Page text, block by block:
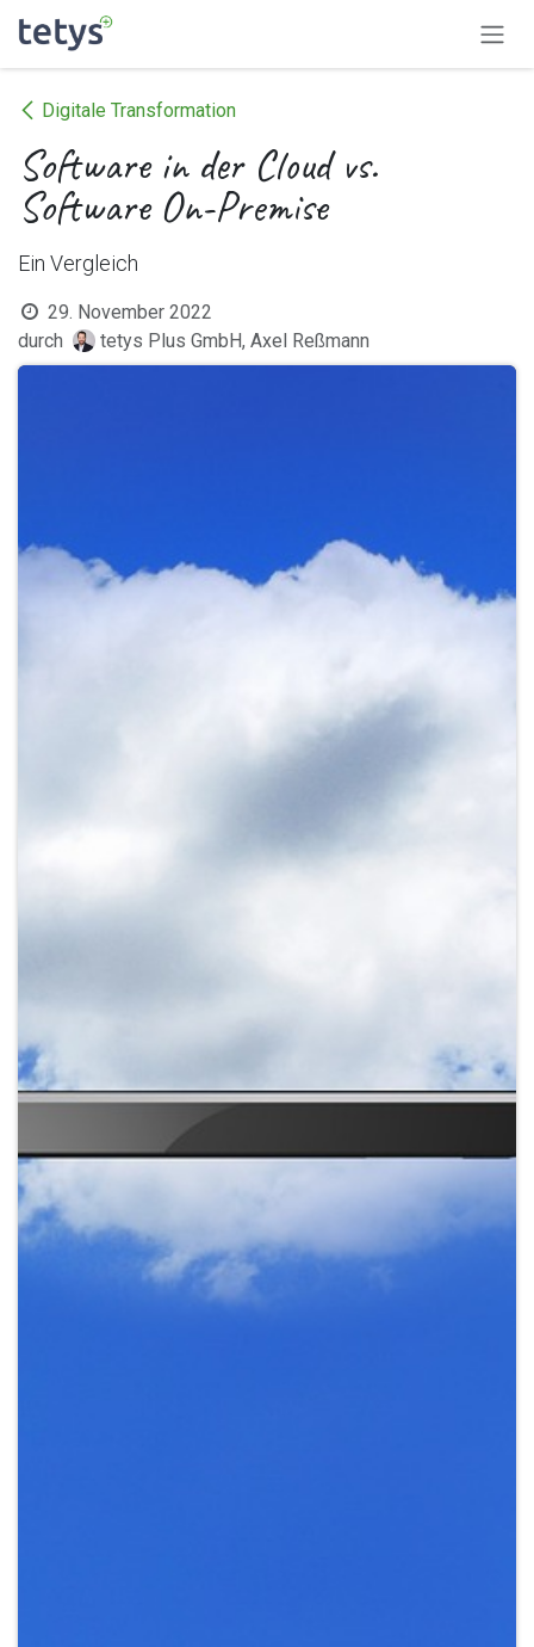
Zum Inhalt springen
Digitale Transformation
Software in der Cloud vs.
Software On-Premise
Ein Vergleich
29. November 2022
durch
tetys Plus GmbH, Axel Reßmann